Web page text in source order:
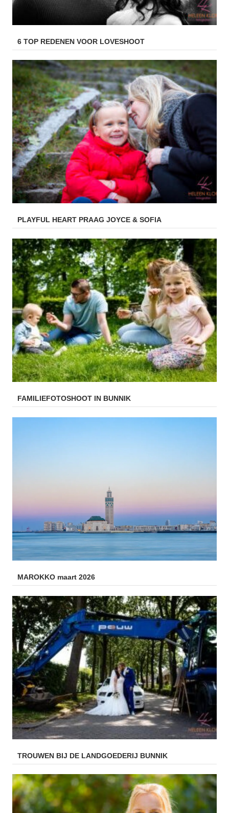
6 TOP REDENEN VOOR LOVESHOOT
PLAYFUL HEART PRAAG JOYCE & SOFIA
FAMILIEFOTOSHOOT IN BUNNIK
MAROKKO maart 2026
TROUWEN BIJ DE LANDGOEDERIJ BUNNIK